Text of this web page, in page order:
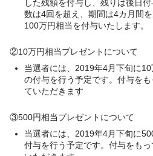
した残額を付与し、残りは後日
数は4回を超え、期間は4カ月間
100万円相当を付与いたします。
②10万円相当プレゼントについて
当選者には、2019年4月下旬に
の付与を行う予定です。付与を
ていただきます
③500円相当プレゼントについて
当選者には、2019年4月下旬に
付与を行う予定です。付与をも